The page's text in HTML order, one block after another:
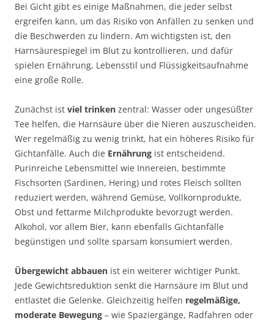
Bei Gicht gibt es einige Maßnahmen, die jeder selbst
ergreifen kann, um das Risiko von Anfällen zu senken und
die Beschwerden zu lindern. Am wichtigsten ist, den
Harnsäurespiegel im Blut zu kontrollieren, und dafür
spielen Ernährung, Lebensstil und Flüssigkeitsaufnahme
eine große Rolle.
Zunächst ist viel trinken zentral: Wasser oder ungesüßter
Tee helfen, die Harnsäure über die Nieren auszuscheiden.
Wer regelmäßig zu wenig trinkt, hat ein höheres Risiko für
Gichtanfälle. Auch die Ernährung ist entscheidend.
Purinreiche Lebensmittel wie Innereien, bestimmte
Fischsorten (Sardinen, Hering) und rotes Fleisch sollten
reduziert werden, während Gemüse, Vollkornprodukte,
Obst und fettarme Milchprodukte bevorzugt werden.
Alkohol, vor allem Bier, kann ebenfalls Gichtanfälle
begünstigen und sollte sparsam konsumiert werden.
Übergewicht abbauen ist ein weiterer wichtiger Punkt.
Jede Gewichtsreduktion senkt die Harnsäure im Blut und
entlastet die Gelenke. Gleichzeitig helfen regelmäßige,
moderate Bewegung – wie Spaziergänge, Radfahren oder